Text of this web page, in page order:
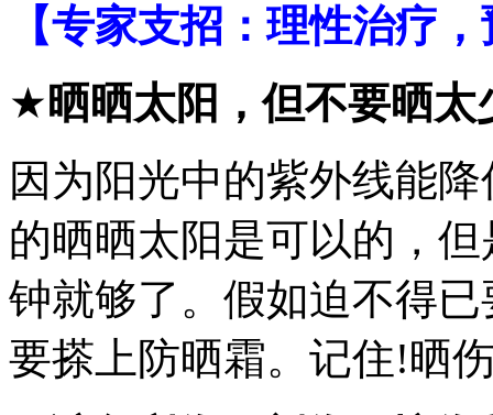
【专家支招：理性治疗
★晒晒太阳，但不要晒太
因为阳光中的紫外线能
的晒晒太阳是可以的，
钟就够了。假如迫不得
要搽上防晒霜。记住!晒